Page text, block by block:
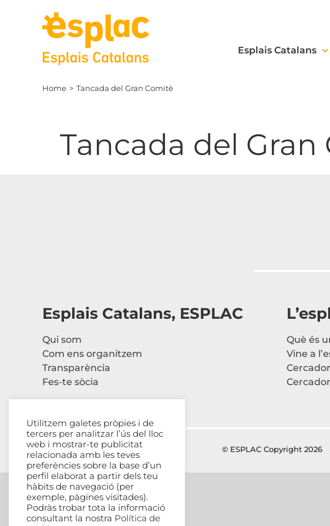
Esplais Catalans
Home Tancada del Gran Comitè
Tancada del Gran
Esplais Catalans, ESPLAC
Qui som
Com ens organitzem
Transparència
Fes-te sòcia
Què és
Vine a
© ESPLAC Copyright 2026
Utilitzem galetes pròpies i de
tercers per analitzar l’ús del lloc
web i mostrar-te publicitat
relacionada amb les teves
preferències sobre la base d’un
perfil elaborat a partir dels teu
hàbits de navegació (per
exemple, pàgines visitades).
Podràs trobar tota la informació
consultant la nostra Política de